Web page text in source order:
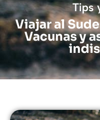
Tips
Viajar al
Vacunas y